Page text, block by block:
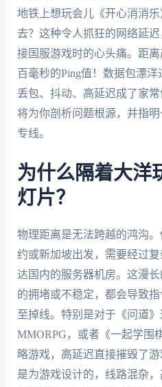
地铁上想玩会儿《开心消消
去？这种令人抓狂的网络延
接国服游戏时的心头痛。距
百毫秒的Ping值！数据包漂洋
丢包、抖动、高延迟成了家
将为你剖析问题根源，并指
专线。
为什么隔着大洋
灯片？
物理距离是无法跨越的鸿沟
约或新加坡出发，需要经过
达国内的服务器机房。这漫
的拥堵或不稳定，都会导致
至掉线。特别是对于《问道
MMORPG，或者《一起学围
略游戏，高延迟直接摧毁了
是为游戏设计的，线路混杂